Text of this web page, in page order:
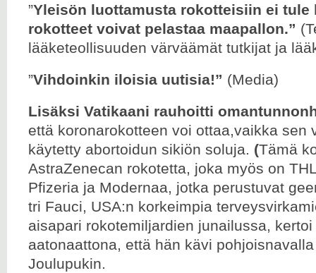
”Yleisön luottamusta rokotteisiin ei tule
rokotteet voivat pelastaa maapallon.”
lääketeollisuuden värväämät tutkijat ja
”Vihdoinkin iloisia uutisia!” (Media)
Lisäksi Vatikaani rauhoitti
että koronarokotteen voi ottaa,vaikka sen
käytetty abortoidun sikiön soluja. (Tämä
AstraZenecan rokotetta, joka myös on
Pfizeria ja Modernaa, jotka perustuvat
tri Fauci, USA:n korkeimpia
aisapari rokotemiljardien junailussa,
aatonaattona, että hän kävi
Joulupukin.